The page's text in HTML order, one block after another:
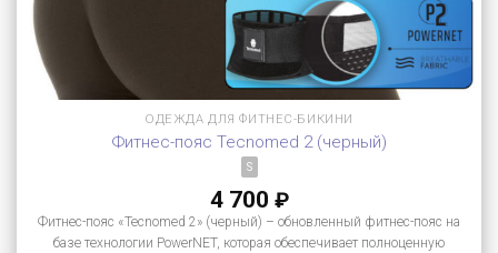
ОДЕЖДА ДЛЯ ФИТНЕС-БИКИНИ
Фитнес-пояс Tecnomed 2 (черный)
S
4 700 ₽
Фитнес-пояс «Tecnomed 2» (черный) – обновленный фитнес-пояс на
базе технологии PowerNET, которая обеспечивает полноценную